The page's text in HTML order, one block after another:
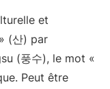
et
(산) par
(풍수), le mot «
Peut être